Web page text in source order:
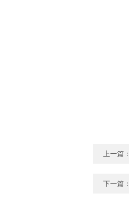
上一篇
下一篇